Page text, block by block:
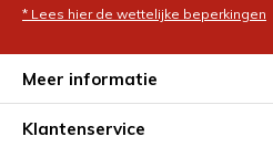
* Lees hier de wettelijke beperkingen
Meer informatie
Klantenservice